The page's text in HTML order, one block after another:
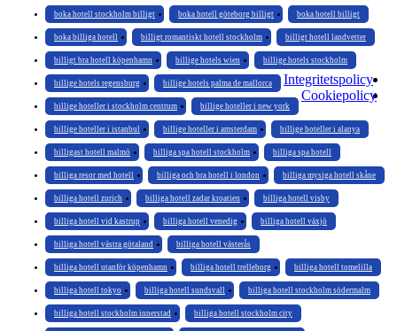
boka hotell stockholm billigt boka hotell göteborg billigt boka hotell billigt
boka billiga hotell billigt romantiskt hotell stockholm billigt hotell landvetter
billigt bra hotell köpenhamn billige hotels wien billige hotels stockholm
billige hotels regensburg billige hotels palma de mallorca
billige hoteller i stockholm centrum billige hoteller i new york
billige hoteller i istanbul billige hoteller i amsterdam billige hoteller i alanya
billigast hotell malmö billiga spa hotell stockholm billiga spa hotell
billiga resor med hotell billiga och bra hotell i london billiga mysiga hotell skåne
billiga hotell zurich billiga hotell zadar kroatien billiga hotell visby
billiga hotell vid kastrup billiga hotell venedig billiga hotell växjö
billiga hotell västra götaland billiga hotell västerås
billiga hotell utanför köpenhamn billiga hotell trelleborg billiga hotell tomelilla
billiga hotell tokyo billiga hotell sundsvall billiga hotell stockholm södermalm
billiga hotell stockholm innerstad billiga hotell stockholm city
Integritetspolicy
Cookiepolicy